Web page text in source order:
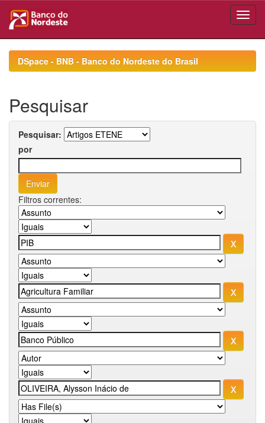
navigationDSpace - BNB - Banco do Nordeste do Brasil
Pesquisar
Pesquisar:
por
Filtros correntes: